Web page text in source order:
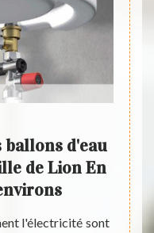
ballons d'eau
de Lion En
l'électricité sont